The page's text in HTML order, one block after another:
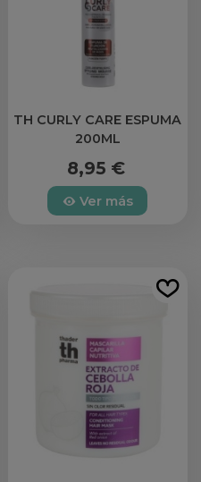
TH CURLY CARE ESPUMA
200ML
8,95 €
Ver más